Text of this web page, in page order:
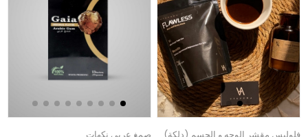
فلوليس مقشر الوجه و الجسم (دلكة)
صمغ عربي نكهات